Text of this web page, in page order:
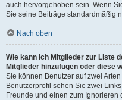
auch hervorgehoben sein. Wenn
Sie seine Beiträge standardmäßig
Nach oben
Wie kann ich Mitglieder zur Liste
Mitglieder hinzufügen oder diese
Sie können Benutzer auf zwei
Benutzerprofil sehen Sie zwei
Freunde und einen zum